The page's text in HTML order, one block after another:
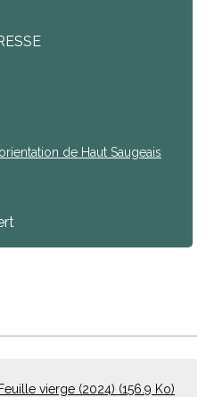
de Haut Saugeais
vierge (2024) (156.9 Ko)